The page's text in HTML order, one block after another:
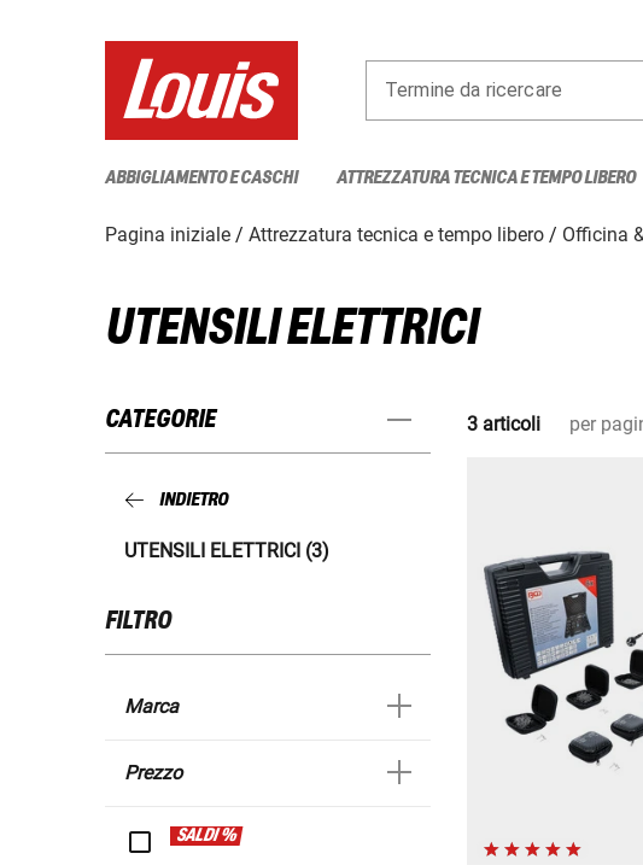
Termine da ricercare
ABBIGLIAMENTO E CASCHI ATTREZZATURA TECNICA E TEMPO LIBERO
Pagina iniziale Attrezzatura tecnica e tempo libero Officina
UTENSILI ELETTRICI
CATEGORIE
INDIETRO
UTENSILI ELETTRICI (3)
FILTRO
Marca
Prezzo
SALDI %
3 articoli per